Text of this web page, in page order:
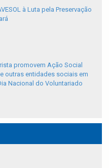
à Luta pela Preservação
promovem Ação Social
outras entidades sociais em
Nacional do Voluntariado